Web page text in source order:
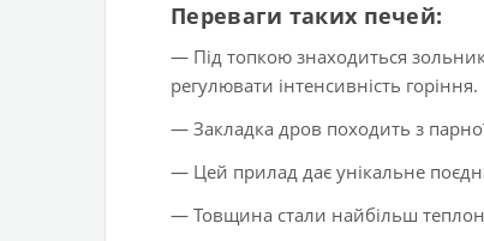
Переваги таких печей:
— Під топкою знаходиться
регулювати інтенсивність горіння.
— Закладка дров походить з
— Цей прилад дає унікальне
— Товщина стали найбільш